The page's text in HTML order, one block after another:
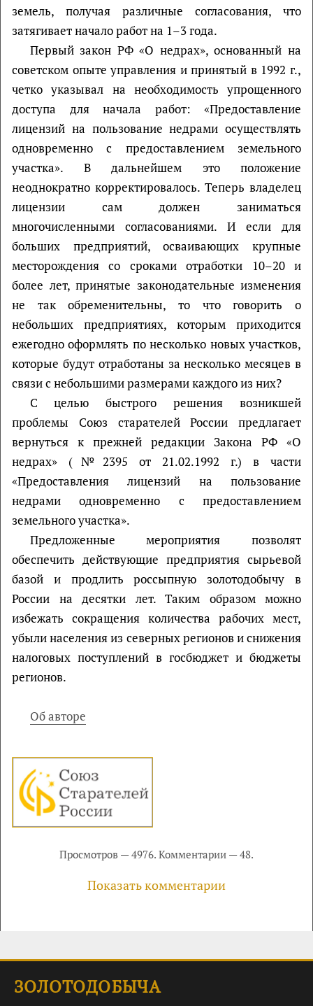
земель, получая различные согласования, что
затягивает начало работ на 1–3 года.
Первый закон РФ «О недрах», основанный на
советском опыте управления и принятый в 1992 г.,
четко указывал на необходимость упрощенного
доступа для начала работ: «Предоставление
лицензий на пользование недрами осуществлять
одновременно с предоставлением земельного
участка». В дальнейшем это положение
неоднократно корректировалось. Теперь владелец
лицензии сам должен заниматься
многочисленными согласованиями. И если для
больших предприятий, осваивающих крупные
месторождения со сроками отработки 10–20 и
более лет, принятые законодательные изменения
не так обременительны, то что говорить о
небольших предприятиях, которым приходится
ежегодно оформлять по несколько новых участков,
которые будут отработаны за несколько месяцев в
связи с небольшими размерами каждого из них?
С целью быстрого решения возникшей
проблемы Союз старателей России предлагает
вернуться к прежней редакции Закона РФ «О
недрах» (№2395 от 21.02.1992 г.) в части
«Предоставления лицензий на пользование
недрами одновременно с предоставлением
земельного участка».
Предложенные мероприятия позволят
обеспечить действующие предприятия сырьевой
базой и продлить россыпную золотодобычу в
России на десятки лет. Таким образом можно
избежать сокращения количества рабочих мест,
убыли населения из северных регионов и снижения
налоговых поступлений в госбюджет и бюджеты
регионов.
Об авторе
Просмотров — 4976. Комментарии — 48.
Показать комментарии
ЗОЛОТОДОБЫЧА